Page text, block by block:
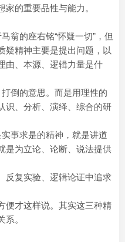
的重要品性与能力。
翁的座右铭“怀疑一切”，但
疑精神主要是提出问题，以
由、本源、逻辑力量是什
倒的意思。而是用理性的
识、分析、演绎、综合的研
事求是的精神，就是讲道
是为立论、论断、说法提供
反复实验、逻辑论证中追求
便才这样说。其实这三种精
。